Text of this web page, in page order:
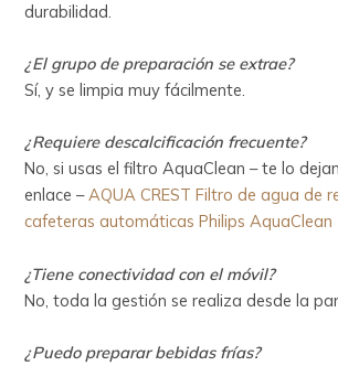
durabilidad.
¿El grupo de preparación se extrae?
Sí, y se limpia muy fácilmente.
¿Requiere descalcificación frecuente?
No, si usas el filtro AquaClean – te lo
enlace –AQUA CREST Filtro de agua de
cafeteras automáticas Philips AquaClean
¿Tiene conectividad con el móvil?
No, toda la gestión se realiza desde la
¿Puedo preparar bebidas frías?